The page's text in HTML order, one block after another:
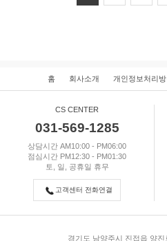
홈 회사소개 개인정보처리방
CS CENTER
031-569-1285
상담시간 AM10:00 - PM06:00
점심시간 PM12:30 - PM01:30
토, 일, 공휴일 휴무
고객센터 전화연결
경기도 남양주시 진접읍 양